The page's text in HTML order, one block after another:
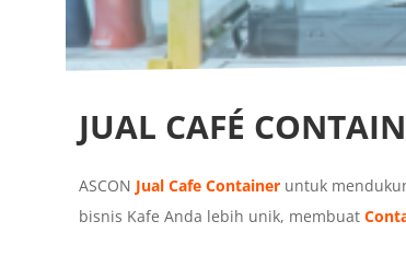
JUAL CAFÉ
ASCON Jual Cafe Containeruntuk
bisnis Kafe Anda lebih unik, membuat